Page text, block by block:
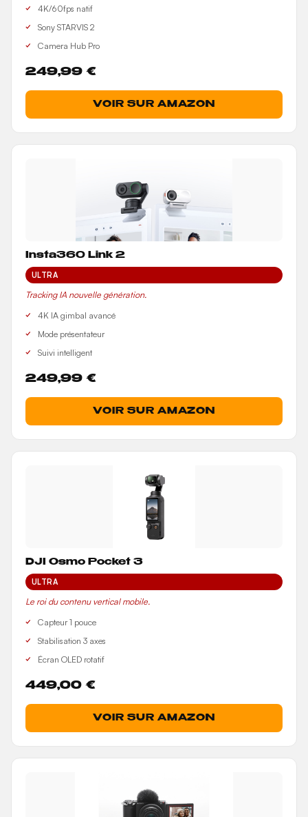
4K/60fps natif
Sony STARVIS 2
Camera Hub Pro
249,99 €
VOIR SUR AMAZON
Insta360 Link 2
ULTRA
Tracking IA nouvelle génération.
4K IA gimbal avancé
Mode présentateur
Suivi intelligent
249,99 €
VOIR SUR AMAZON
DJI Osmo Pocket 3
ULTRA
Le roi du contenu vertical mobile.
Capteur 1 pouce
Stabilisation 3 axes
Écran OLED rotatif
449,00 €
VOIR SUR AMAZON